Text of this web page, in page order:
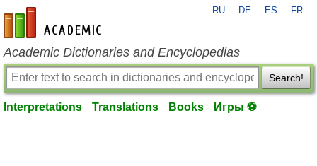
en-academic.com
RU DE ES FR
Academic Dictionaries and Encyclopedias
Search!
Interpretations Translations Books Игры ⚽